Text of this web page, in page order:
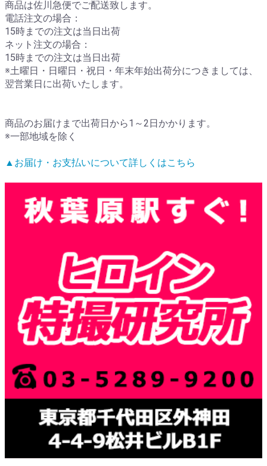
商品は佐川急便でご配送致します。
電話注文の場合：
15時までの注文は当日出荷
ネット注文の場合：
15時までの注文は当日出荷
※土曜日・日曜日・祝日・年末年始出荷分につきましては、
翌営業日に出荷いたします。
商品のお届けまで出荷日から1～2日かかります。
※一部地域を除く
▲お届け・お支払いについて詳しくはこちら